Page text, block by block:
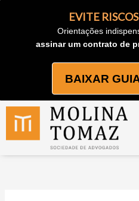
EVITE
Orientações
assinar um contrato de
BAIXAR